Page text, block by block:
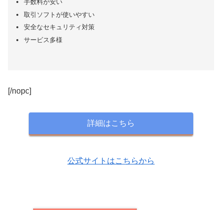
手数料が安い
取引ソフトが使いやすい
安全なセキュリティ対策
サービス多様
[/nopc]
詳細はこちら
公式サイトはこちらから